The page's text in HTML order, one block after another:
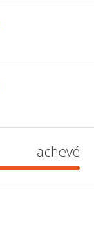
achevé